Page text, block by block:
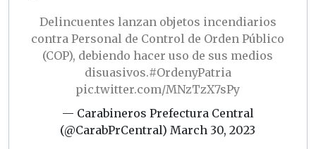
Delincuentes lanzan objetos incendiarios
contra Personal de Control de Orden Público
(COP), debiendo hacer uso de sus medios
disuasivos.#OrdenyPatria
pic.twitter.com/MNzTzX7sPy
— Carabineros Prefectura Central
(@CarabPrCentral) March 30, 2023